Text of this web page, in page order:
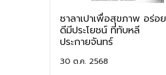
ซาลาเปาเพื่อสุขภาพ อร่อย
ดีมีประโยชน์ ที่ทับหลี
ประกายจันทร์
30 ต.ค. 2568